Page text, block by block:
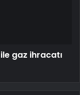
gaz ihracatı